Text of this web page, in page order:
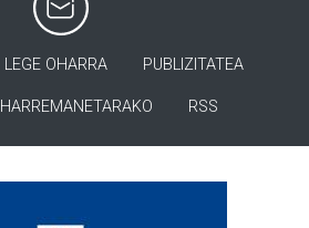
LEGE OHARRA PUBLIZITATEA
HARREMANETARAKO RSS